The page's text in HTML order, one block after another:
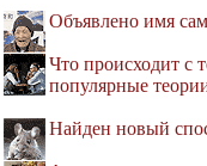
Объявлено имя
Что происходит с
популярные
Найден новый